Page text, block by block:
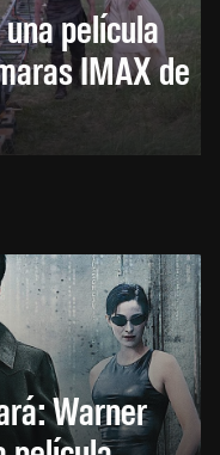
película
IMAX de
Warner